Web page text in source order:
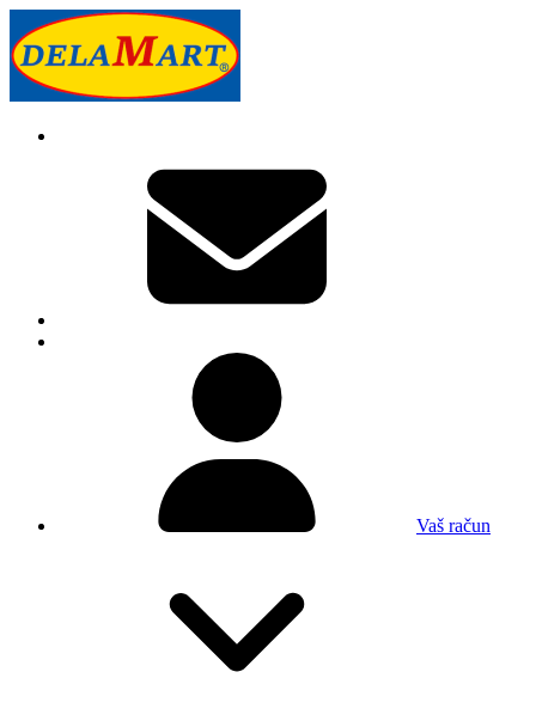
Vaš račun